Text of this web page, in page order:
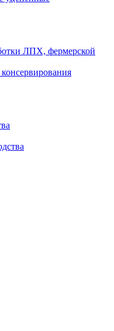
ЛПХ, фермерской